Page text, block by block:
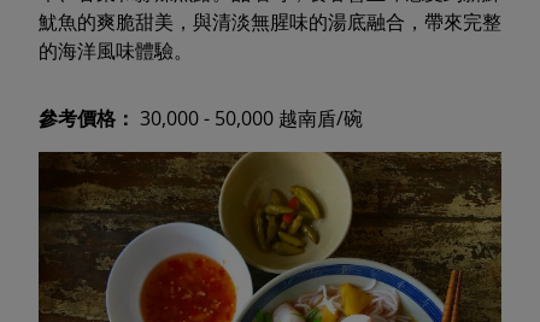
魷魚的爽脆甜美，與清淡無腥味的湯底融合，帶來完整
的海洋風味體驗。
參考價格： 30,000 - 50,000 越南盾/碗